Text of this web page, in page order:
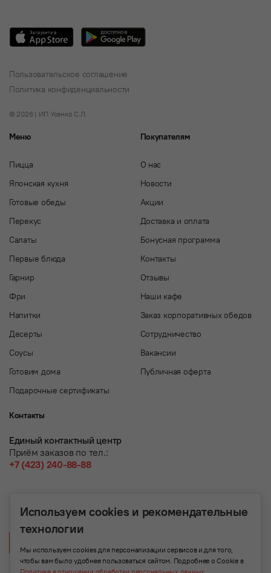
Пользовательское соглашение
Политика конфиденциальности
© 2026 | ИП Усенко С.Л.
Меню
Пицца
Японская кухня
Готовые обеды
Перекус
Салаты
Первые блюда
Гарнир
Фри
Напитки
Десерты
Соусы
Готовим дома
Подарочные сертификаты
Покупателям
О нас
Новости
Акции
Доставка и оплата
Бонусная программа
Контакты
Отзывы
Наши кафе
Заказ корпоративных обедов
Сотрудничество
Вакансии
Публичная оферта
Контакты
Единый контактный центр
Приём заказов по тел.:
+7 (423) 240-88-88
Используем cookies и рекомендательные
технологии
Мы используем cookies для персонализации сервисов и для того,
чтобы вам было удобнее пользоваться сайтом. Подробнее о Cookie в